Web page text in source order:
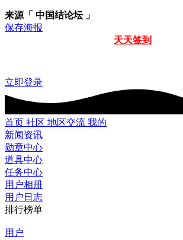
来源「 中国结论坛 」
保存海报
天天签到
立即登录
首页 社区 地区交流 我的
新闻资讯
勋章中心
道具中心
任务中心
用户相册
用户日志
排行榜单
用户